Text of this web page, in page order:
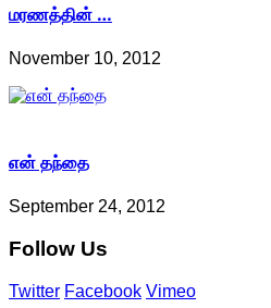
மரணத்தின் …
November 10, 2012
என் தந்தை
September 24, 2012
Follow Us
Twitter Facebook Vimeo